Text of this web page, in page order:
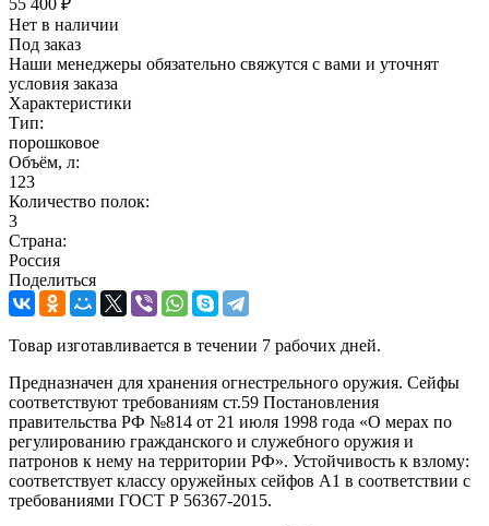
Нет в наличии
Под заказ
Наши менеджеры обязательно свяжутся с вами и уточнят
условия заказа
Характеристики
Тип:
порошковое
Объём, л:
123
Количество полок:
3
Страна:
Россия
Поделиться
Товар изготавливается в течении 7 рабочих дней.
Предназначен для хранения огнестрельного оружия. Сейфы
соответствуют требованиям ст.59 Постановления
правительства РФ №814 от 21 июля 1998 года «О мерах по
регулированию гражданского и служебного оружия и
патронов к нему на территории РФ». Устойчивость к взлому:
соответствует классу оружейных сейфов А1 в соответствии с
требованиями ГОСТ Р 56367-2015.